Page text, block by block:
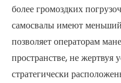
более громоздких
самосвалы имеют
позволяет операторам
пространстве, не жертвуя
стратегически